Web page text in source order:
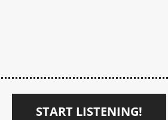
START LISTENING!